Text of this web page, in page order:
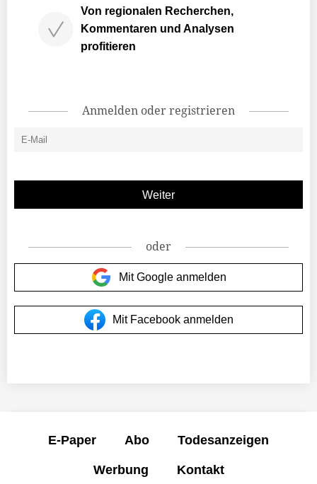
Von regionalen Recherchen,
Kommentaren und Analysen
profitieren
Anmelden oder registrieren
oder
Mit Google anmelden
Mit Facebook anmelden
E-Paper Abo Todesanzeigen
Werbung Kontakt